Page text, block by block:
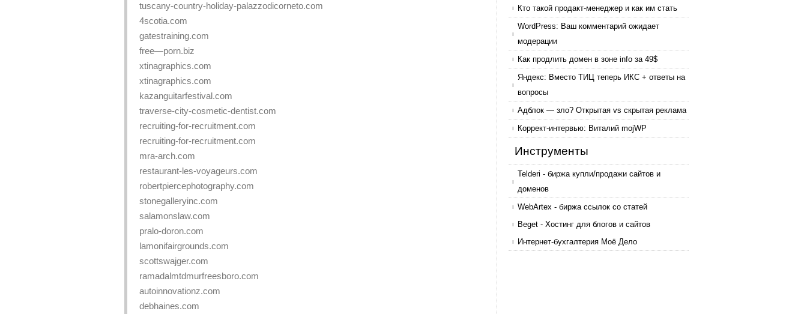
tuscany-country-holiday-palazzodicorneto.com
4scotia.com
gatestraining.com
free—porn.biz
xtinagraphics.com
xtinagraphics.com
kazanguitarfestival.com
traverse-city-cosmetic-dentist.com
recruiting-for-recruitment.com
recruiting-for-recruitment.com
mra-arch.com
restaurant-les-voyageurs.com
robertpiercephotography.com
stonegalleryinc.com
salamonslaw.com
pralo-doron.com
lamonifairgrounds.com
scottswajger.com
ramadalmtdmurfreesboro.com
autoinnovationz.com
debhaines.com
Кто такой продакт-менеджер и как им стать
WordPress: Ваш комментарий ожидает
модерации
Как продлить домен в зоне info за 49$
Яндекс: Вместо ТИЦ теперь ИКС + ответы на
вопросы
Адблок — зло? Открытая vs скрытая реклама
Коррект-интервью: Виталий mojWP
Инструменты
Telderi - биржа купли/продажи сайтов и
доменов
WebArtex - биржа ссылок со статей
Beget - Хостинг для блогов и сайтов
Интернет-бухгалтерия Моё Дело